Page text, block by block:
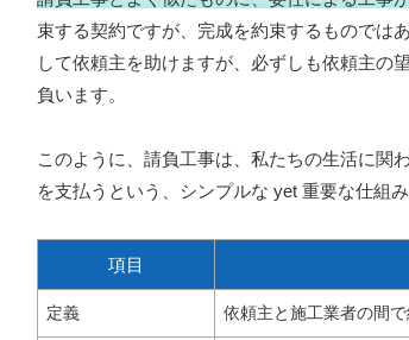
束する契約ですが、完成を約束するものでは
して依頼主を助けますが、必ずしも依頼主の
負います。
このように、請負工事は、私たちの生活に関
を支払うという、シンプルな yet 重要な仕組
項目
定義 依頼主と施工業者の間